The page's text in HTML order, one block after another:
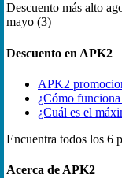
Descuento más alto
mayo (3)
Descuento en APK2
APK2
¿Cómo
¿Cuál es el
Encuentra todos los 6
Acerca de APK2